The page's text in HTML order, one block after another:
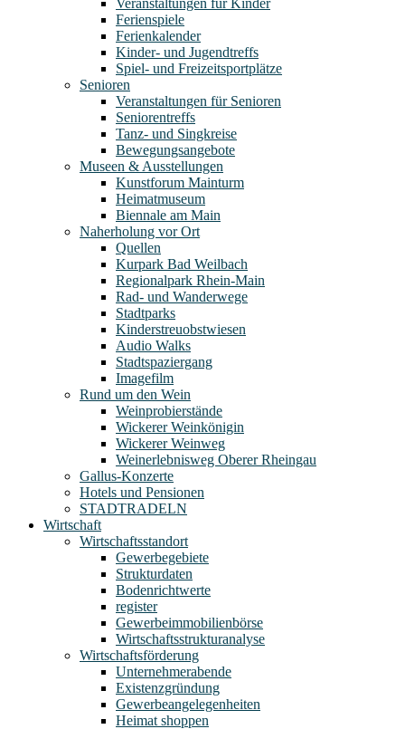
Ferienspiele
Ferienkalender
Kinder- und Jugendtreffs
Spiel- und Freizeitsportplätze
Senioren
Veranstaltungen für Senioren
Seniorentreffs
Tanz- und Singkreise
Bewegungsangebote
Museen & Ausstellungen
Kunstforum Mainturm
Heimatmuseum
Biennale am Main
Naherholung vor Ort
Quellen
Kurpark Bad Weilbach
Regionalpark Rhein-Main
Rad- und Wanderwege
Stadtparks
Kinderstreuobstwiesen
Audio Walks
Stadtspaziergang
Imagefilm
Rund um den Wein
Weinprobierstände
Wickerer Weinkönigin
Wickerer Weinweg
Weinerlebnisweg Oberer Rheingau
Gallus-Konzerte
Hotels und Pensionen
STADTRADELN
Wirtschaft
Wirtschaftsstandort
Gewerbegebiete
Strukturdaten
Bodenrichtwerte
register
Gewerbeimmobilienbörse
Wirtschaftsstrukturanalyse
Wirtschaftsförderung
Unternehmerabende
Existenzgründung
Gewerbeangelegenheiten
Heimat shoppen